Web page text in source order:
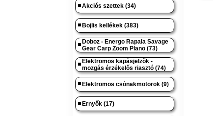
Akciós szettek (34)
Bojlis kellékek (383)
Doboz - Energo Rapala Savage
Gear Carp Zoom Plano (73)
Elektromos kapásjelzők -
mozgás érzékelős riasztó (74)
Elektromos csónakmotorok (9)
Ernyők (17)